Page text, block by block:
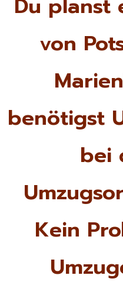
von
benötigst
bei
Kein